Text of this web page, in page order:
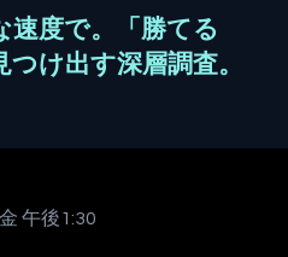
速度で。「勝てる
け出す深層調査。
を深層リ
金 午後1:30